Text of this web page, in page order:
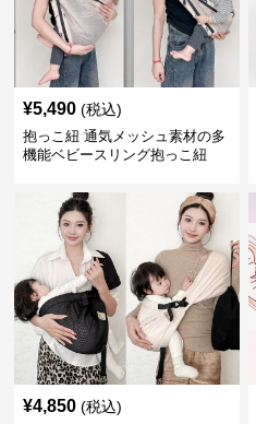
¥5,490 (税込)
抱っこ紐 通気メッシュ素材の多
機能ベビースリング抱っこ紐
¥4,850 (税込)